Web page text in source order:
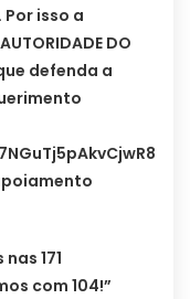
isso a
DO
defenda a
171
com 104!”